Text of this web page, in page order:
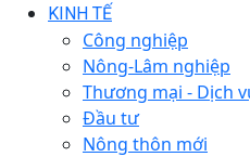
KINH TẾ
Công nghiệp
Nông-Lâm nghiệp
Thương mại - Dịch
Đầu tư
Nông thôn mới